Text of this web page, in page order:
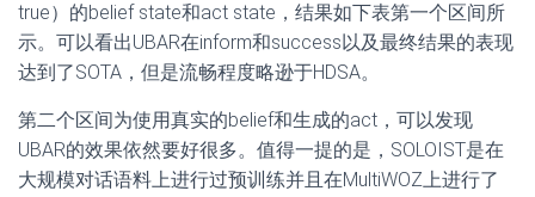
true）的belief state和act state，结果如下表第一个区间所
示。可以看出UBAR在inform和success以及最终结果的表现
达到了SOTA，但是流畅程度略逊于HDSA。
第二个区间为使用真实的belief和生成的act，可以发现
UBAR的效果依然要好很多。值得一提的是，SOLOIST是在
大规模对话语料上进行过预训练并且在MultiWOZ上进行了